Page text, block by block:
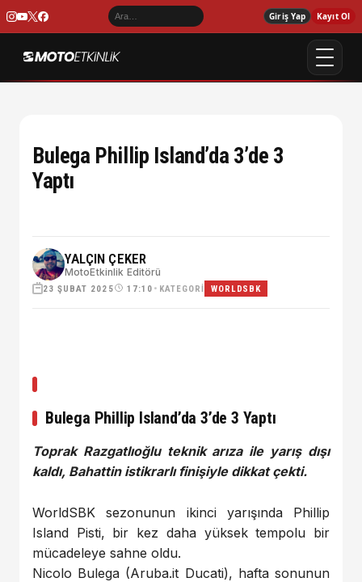
Giriş Yap Kayıt Ol
Bulega Phillip Island’da 3’de 3
Yaptı
YALÇIN ÇEKER
MotoEtkinlik Editörü
23 ŞUBAT 2025 17:10 • KATEGORI WORLDSBK
Bulega Phillip Island’da 3’de 3 Yaptı
Toprak Razgatlıoğlu teknik arıza ile yarış dışı
kaldı, Bahattin istikrarlı finişiyle dikkat çekti.
WorldSBK sezonunun ikinci yarışında Phillip
Island Pisti, bir kez daha yüksek tempolu bir
mücadeleye sahne oldu.
Nicolo Bulega (Aruba.it Ducati), hafta sonunun